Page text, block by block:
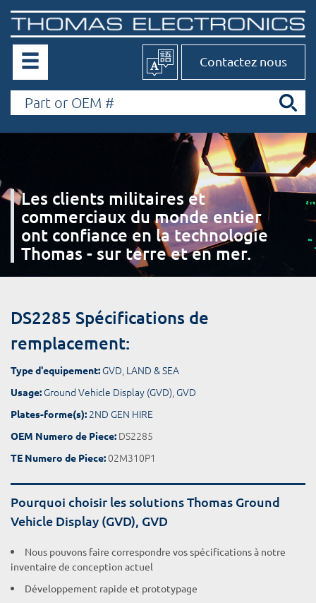
Contactez nous
Les clients militaires et
commerciaux du monde entier
ont confiance en la technologie
Thomas - sur terre et en mer.
DS2285 Spécifications de
remplacement:
Type d'equipement: GVD, LAND & SEA
Usage: Ground Vehicle Display (GVD), GVD
Plates-forme(s): 2ND GEN HIRE
OEM Numero de Piece: DS2285
TE Numero de Piece:02M310P1
Pourquoi choisir les solutions Thomas Ground
Vehicle Display (GVD), GVD
Nous pouvons faire correspondre vos spécifications à notre
inventaire de conception actuel
Développement rapide et prototypage